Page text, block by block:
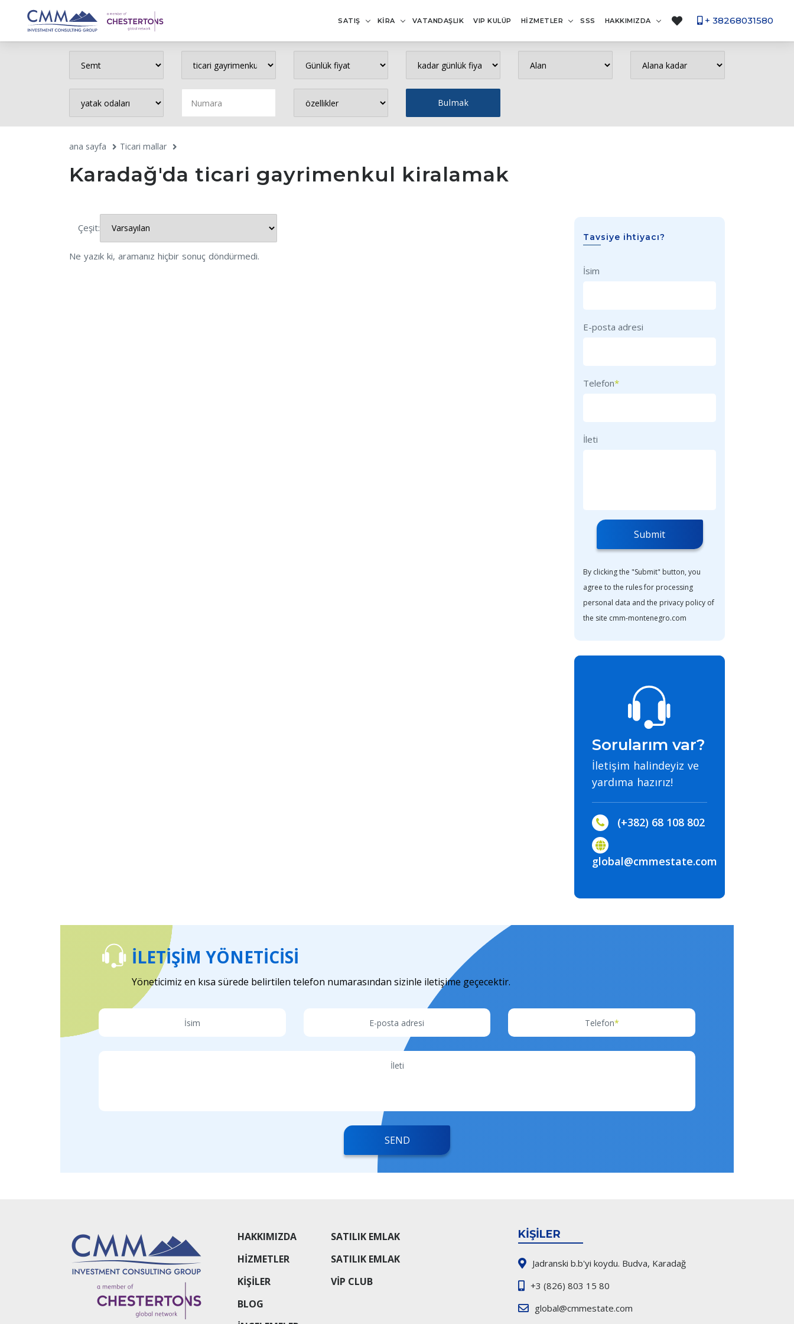
SATIŞ KİRA VATANDAŞLIK VIP KULÜP HİZMETLER SSS HAKKIMIZDA + 38268031580
ana sayfa Ticari mallar
Karadağ'da ticari gayrimenkul kiralamak
Çeşit:
Ne yazık ki, aramanız hiçbir sonuç döndürmedi.
Tavsiye ihtiyacı?
İsim
E-posta adresi
Telefon*
İleti
Submit
By clicking the "Submit" button, you
agree to the rules for processing
personal data and the privacy policy of
the site cmm-montenegro.com
Sorularım var?
İletişim halindeyiz ve
yardıma hazırız!
(+382) 68 108 802
global@cmmestate.com
İLETIŞIM YÖNETICISI
Yöneticimiz en kısa sürede belirtilen telefon numarasından sizinle iletişime geçecektir.
İsim E-posta adresi Telefon*
İleti
SEND
HAKKIMIZDA
HIZMETLER
KIŞILER
BLOG
SATILIK EMLAK
SATILIK EMLAK
VIP CLUB
KIŞILER
Jadranski b.b'yi koydu. Budva, Karadağ
+3 (826) 803 15 80
global@cmmestate.com